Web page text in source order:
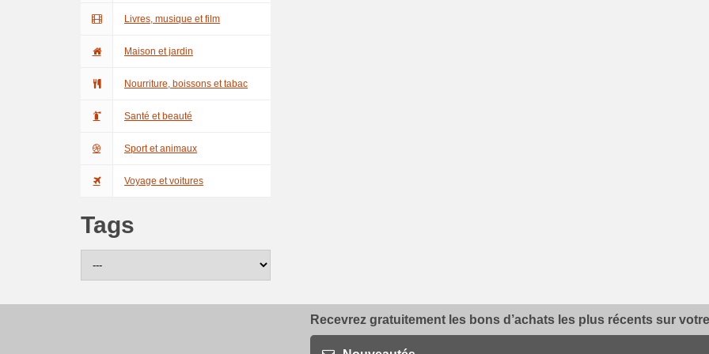
Livres, musique et film
Maison et jardin
Nourriture, boissons et tabac
Santé et beauté
Sport et animaux
Voyage et voitures
Tags
Recevrez gratuitement les bons d’achats les plus récents sur